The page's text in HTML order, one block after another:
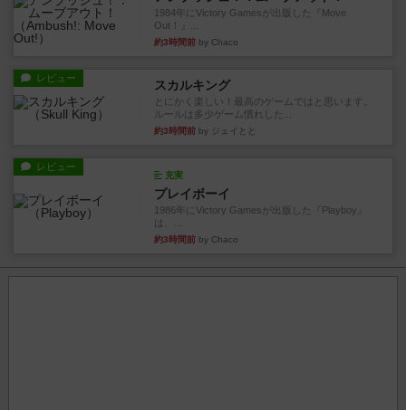
1984年にVictory Gamesが出版した『Move
Out！』...
約3時間前 by Chaco
レビュー スカルキング
とにかく楽しい！最高のゲームではと思います。
ルールは多少ゲーム慣れした...
約3時間前 by ジェイとと
レビュー
充実
プレイボーイ
1986年にVictory Gamesが出版した『Playboy』
は、...
約3時間前 by Chaco